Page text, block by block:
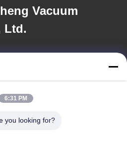
Vacuum
Ltd.
6:31 PM
you looking for?